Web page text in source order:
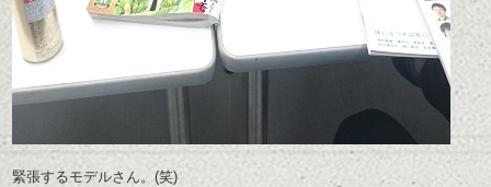
緊張するモデルさん。(笑)